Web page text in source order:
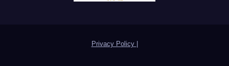
Privacy Policy